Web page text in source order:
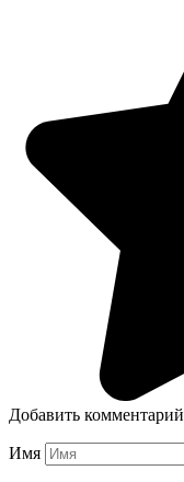
Добавить комментарий
Имя